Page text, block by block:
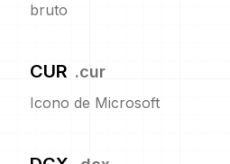
bruto
CUR .cur
Icono de Microsoft